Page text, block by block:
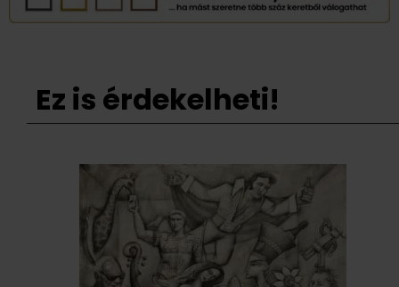
Ez is érdekelheti!